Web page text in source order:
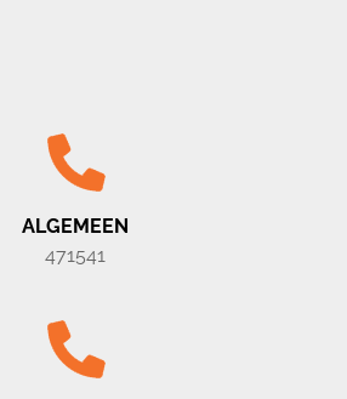
ALGEMEEN
471541